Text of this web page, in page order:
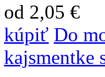
od 2,05 €
kúpiť Do
kajsmentke